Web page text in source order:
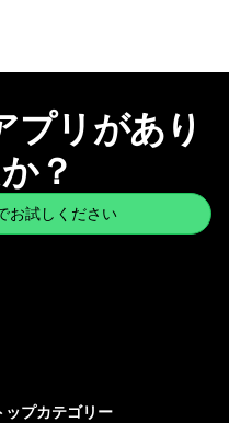
プリがあり
？
お試しください
ップカテゴリー